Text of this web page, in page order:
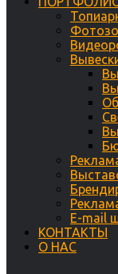
E-mail
КОНТАКТЫ
О НАС